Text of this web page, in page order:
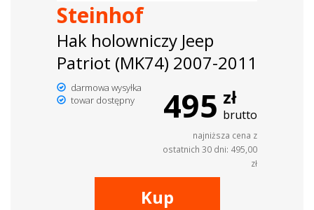
Steinhof
Hak holowniczy Jeep
Patriot (MK74) 2007-2011
darmowa wysyłka
towar dostępny
495 zł
brutto
najniższa cena z
ostatnich 30 dni: 495,00
zł
Kup